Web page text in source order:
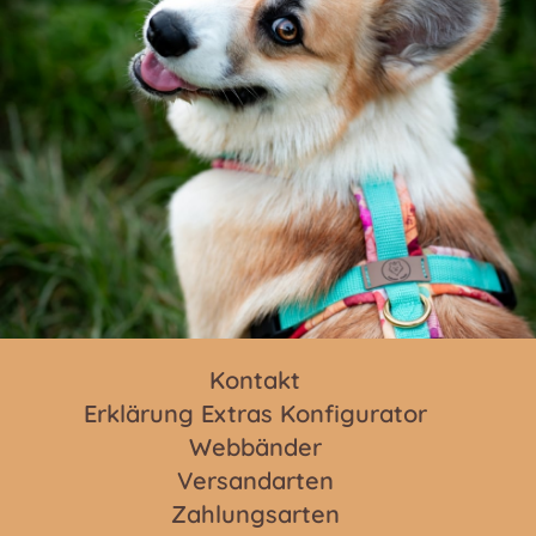
Kontakt
Erklärung Extras Konfigurator
Webbänder
Versandarten
Zahlungsarten